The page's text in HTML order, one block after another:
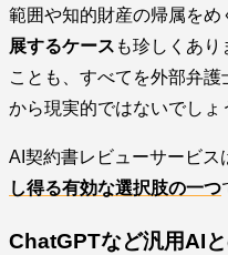
範囲や知的財産の帰属をめ
展するケース も珍しくあ
ことも、すべてを外部弁
から現実的ではないでしょ
AI契約書レビューサービス
し得る有効な選択肢の一つ
ChatGPTなど汎用AI